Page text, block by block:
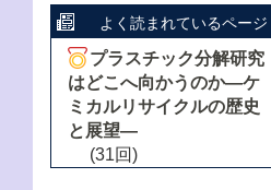
よく読まれているページ
プラスチック分解研究
はどこへ向かうのか―ケ
ミカルリサイクルの歴史
と展望―
(31回)